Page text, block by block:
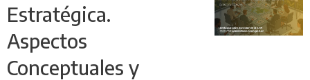
Estratégica.
Aspectos
Conceptuales y